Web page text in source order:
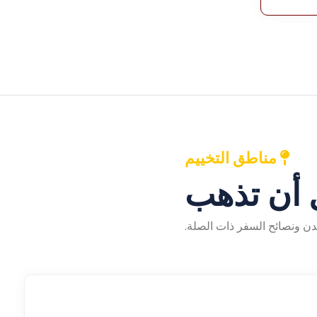
مناطق التخييم
أن تذهب
ونصائح السفر ذات الصلة.